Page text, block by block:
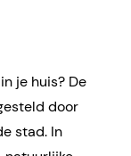
je huis? De
door
stad. In